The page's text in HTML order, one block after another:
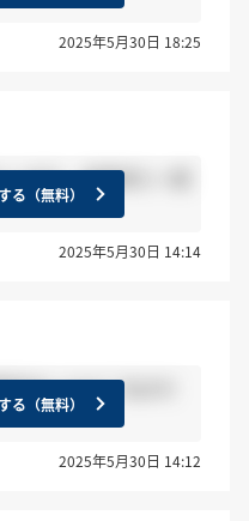
2025年5月30日 18:25
します。 結果来た→感
る（無料）
2025年5月30日 14:14
来ましたか？ 私まだ
る（無料）
2025年5月30日 14:12